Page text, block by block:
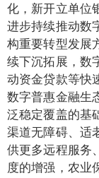
化，新开立单位
进步持续推动数
构重要转型发展
续下沉拓展，数
动资金贷款等快
数字普惠金融生
泛稳定覆盖的基
渠道无障碍、适
供更多远程服务
度的增强，农业